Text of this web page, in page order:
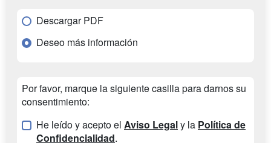
Descargar PDF
Deseo más información
Por favor, marque la siguiente casilla para darnos su
consentimiento:
He leído y acepto el Aviso Legaly la Política de
Confidencialidad.